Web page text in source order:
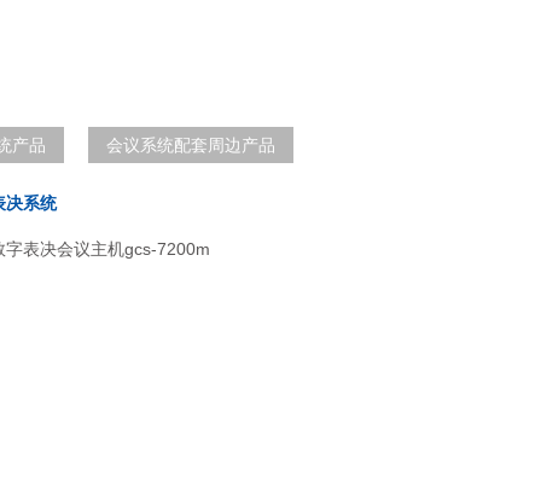
产品 会议系统配套周边产品
决系统
字表决会议主机gcs-7200m